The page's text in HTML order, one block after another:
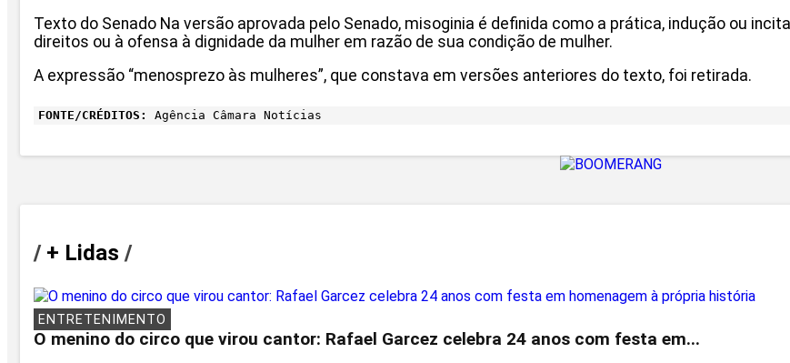
Texto do Senado Na versão aprovada pelo Senado, misoginia é definida como a prática, indução ou
direitos ou à ofensa à dignidade da mulher em razão de sua condição de mulher.
A expressão “menosprezo às mulheres”, que constava em versões anteriores do texto, foi retirada.
FONTE/CRÉDITOS: Agência Câmara Notícias
/+ Lidas /
ENTRETENIMENTO
O menino do circo que virou cantor: Rafael Garcez celebra 24 anos com festa em...